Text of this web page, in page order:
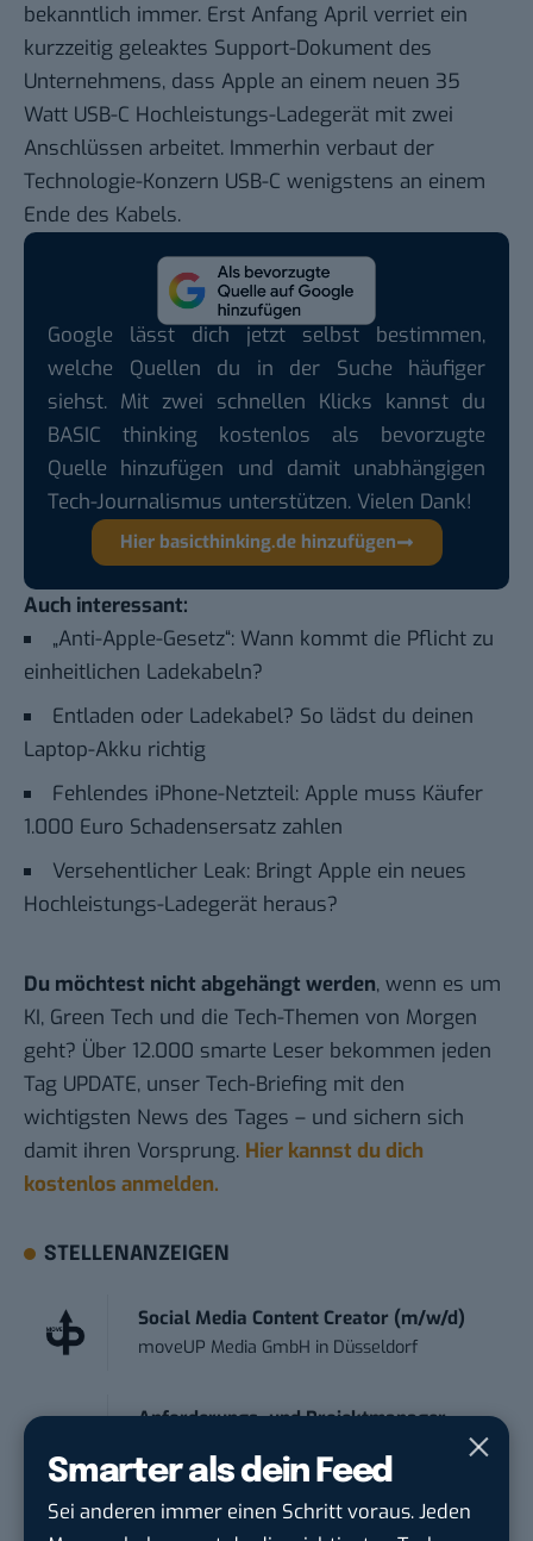
Smarter als dein Feed
Sei anderen immer einen Schritt voraus. Jeden
bekanntlich immer. Erst Anfang April verriet ein
kurzzeitig geleaktes Support-Dokument des
Unternehmens, dass Apple an einem neuen 35
Watt USB-C Hochleistungs-Ladegerät mit zwei
Anschlüssen arbeitet. Immerhin verbaut der
Technologie-Konzern USB-C wenigstens an einem
Ende des Kabels.
Google lässt dich jetzt selbst bestimmen,
welche Quellen du in der Suche häufiger
siehst. Mit zwei schnellen Klicks kannst du
BASIC thinking kostenlos als bevorzugte
Quelle hinzufügen und damit unabhängigen
Tech-Journalismus unterstützen. Vielen Dank!
Hier basicthinking.de hinzufügen
Auch interessant:
„Anti-Apple-Gesetz“: Wann kommt die Pflicht zu
einheitlichen Ladekabeln?
Entladen oder Ladekabel? So lädst du deinen
Laptop-Akku richtig
Fehlendes iPhone-Netzteil: Apple muss Käufer
1.000 Euro Schadensersatz zahlen
Versehentlicher Leak: Bringt Apple ein neues
Hochleistungs-Ladegerät heraus?
Du möchtest nicht abgehängt werden, wenn es um
KI, Green Tech und die Tech-Themen von Morgen
geht? Über 12.000 smarte Leser bekommen jeden
Tag UPDATE, unser Tech-Briefing mit den
wichtigsten News des Tages – und sichern sich
damit ihren Vorsprung. Hier kannst du dich
kostenlos anmelden.
STELLENANZEIGEN
Social Media Content Creator (m/w/d)
moveUP Media GmbH in Düsseldorf
Anforderungs- und Projektmanager
trendtours Holding GmbHinEschborn